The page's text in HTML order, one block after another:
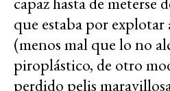
que estaba por explotar
(menos mal que lo no
piroplástico, de otro
perdido pelis